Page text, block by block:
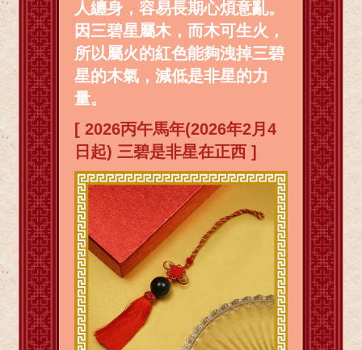
人纏身，容易長期心煩意亂。
因三碧星屬木，而木可生火，
所以屬火的紅色能夠洩掉三碧
星的木氣，減低是非星的力
量。
[ 2026丙午馬年(2026年2月4
日起) 三碧是非星在正西 ]